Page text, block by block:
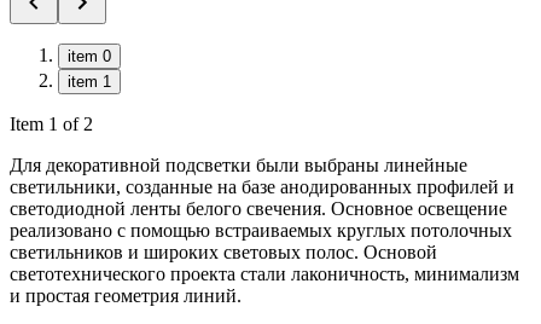
item 0
item 1
Item 1 of 2
Для декоративной подсветки были выбраны линейные
светильники, созданные на базе анодированных профилей и
светодиодной ленты белого свечения. Основное освещение
реализовано с помощью встраиваемых круглых потолочных
светильников и широких световых полос. Основой
светотехнического проекта стали лаконичность, минимализм
и простая геометрия линий.